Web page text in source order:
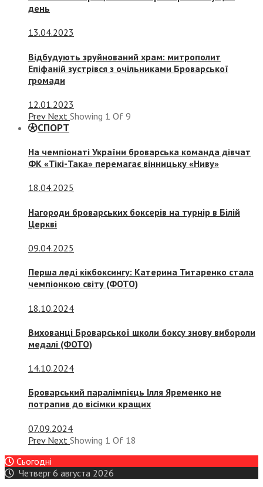
день
13.04.2023
Відбудують зруйнований храм: митрополит
Епіфаній зустрівся з очільниками Броварської
громади
12.01.2023
Prev Next Showing 1 Of 9
СПОРТ
На чемпіонаті України броварська команда дівчат
ФК «Тікі-Така» перемагає вінницьку «Ниву»
18.04.2025
Нагороди броварських боксерів на турнір в Білій
Церкві
09.04.2025
Перша леді кікбоксингу: Катерина Титаренко стала
чемпіонкою світу (ФОТО)
18.10.2024
Вихованці Броварської школи боксу знову вибороли
медалі (ФОТО)
14.10.2024
Броварський паралімпієць Ілля Яременко не
потрапив до вісімки кращих
07.09.2024
Prev Next Showing 1 Of 18
Сьогодні
Четверг 6 августа 2026